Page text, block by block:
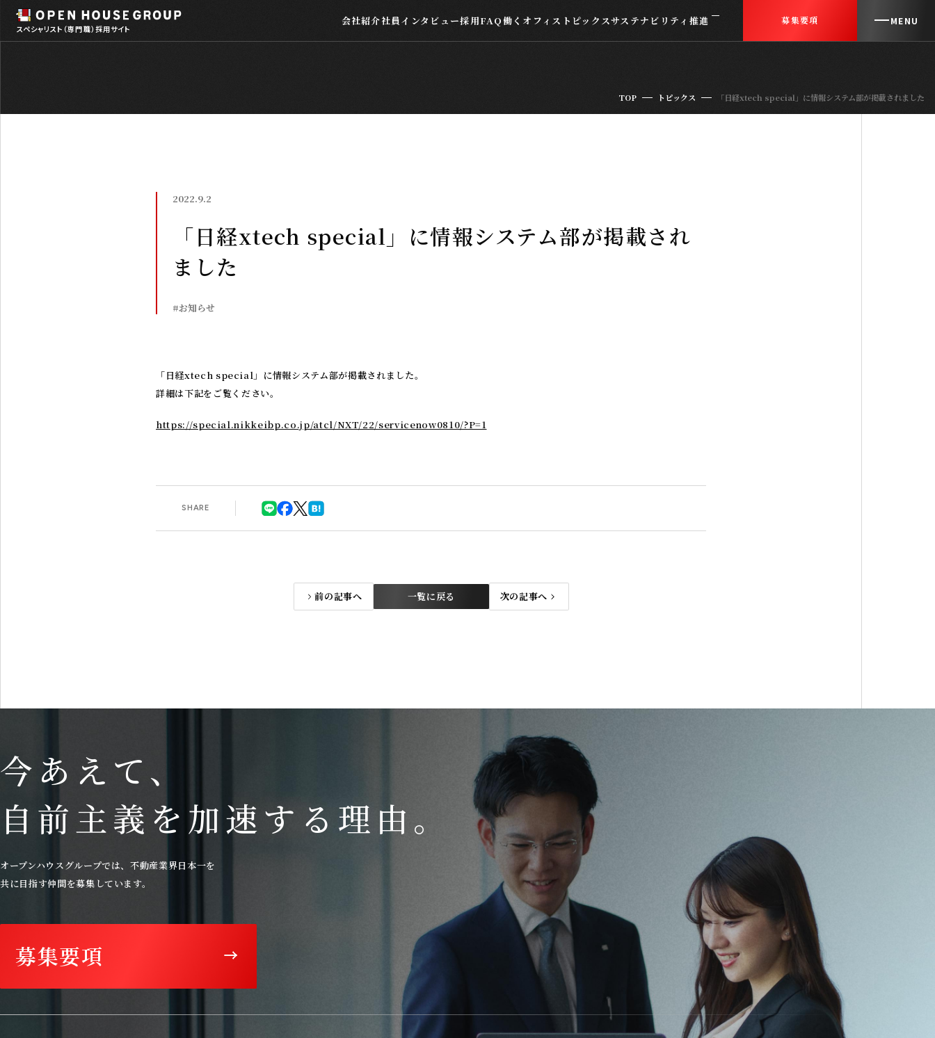
スペシャリスト（専門職）採用サイト
会社紹介社員インタビュー採用FAQ働くオフィス トピックスサステナビリティ推進
介護支援制度
募集要項 MENU
トップTOP
採用FAQFAQ
OUR OFFICE
TOPICS
サステナビリティ推進
コーポレートサイト
採用オウンドメディア「OPENIA」
TOP トピックス 「日経xtech special」に情報システム部が掲載されました
2022.9.2
「日経xtech special」に情報システム部が掲載され
ました
#お知らせ
「日経xtech special」に情報システム部が掲載されました。
詳細は下記をご覧ください。
https://special.nikkeibp.co.jp/atcl/NXT/22/servicenow0810/?P=1
SHARE
前の記事へ 一覧に戻る 次の記事へ
今あえて、
自前主義を加速する理由。
オープンハウスグループでは、不動産業界日本一を
共に目指す仲間を募集しています。
募集要項